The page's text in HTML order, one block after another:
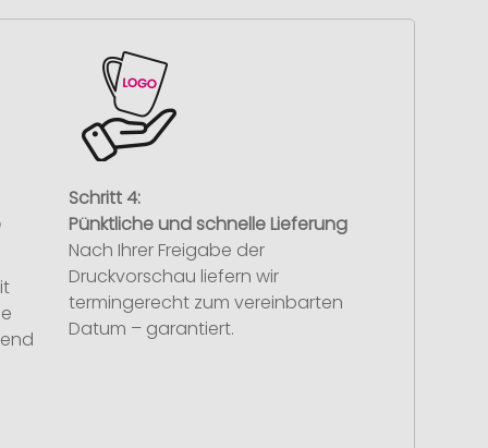
Schritt 4:
Pünktliche und schnelle Lieferung
Nach Ihrer Freigabe der
Druckvorschau liefern wir
termingerecht zum vereinbarten
Datum – garantiert.